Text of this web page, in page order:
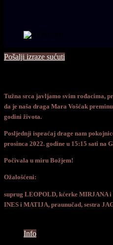
Pošalji izraze sućuti
Tužna srca javljamo svim rođacima,
da je naša draga Mara Vošćak
godini života.
Posljednji ispraćaj drage nam
prosinca 2022. godine u 15:15 sati
Počivala u miru Božjem!
Ožalošćeni:
suprug LEOPOLD, kćerke MIRJANA
INES i MATIJA, praunučad, sestra
Info